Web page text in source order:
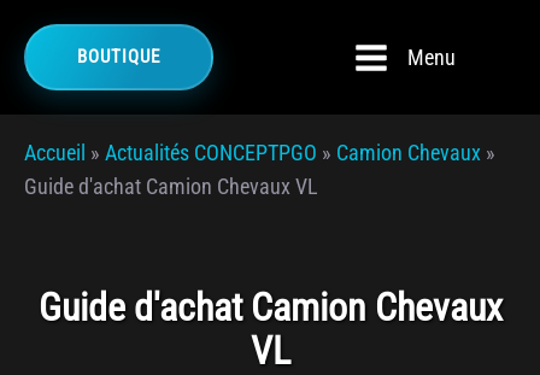
BOUTIQUE Menu
Accueil » Actualités CONCEPTPGO » Camion Chevaux »
Guide d'achat Camion Chevaux VL
Guide d'achat Camion Chevaux
VL